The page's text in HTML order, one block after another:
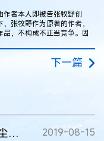
作者本人即被告张牧野创
张牧野作为原著的作者，
，不构成不正当竞争。因
下一篇
我国首起“同人小说”侵权案尘埃落定 2019-08-15